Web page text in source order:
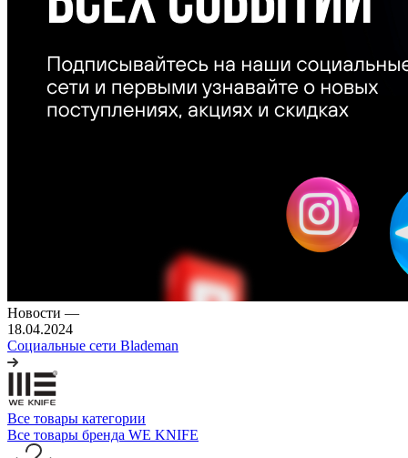
Новости —
18.04.2024
Социальные сети Blademan
Все товары категории
Все товары бренда WE KNIFE